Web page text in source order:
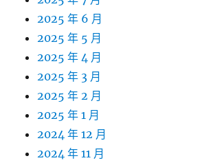
2025 年 6 月
2025 年 5 月
2025 年 4 月
2025 年 3 月
2025 年 2 月
2025 年 1 月
2024 年 12 月
2024 年 11 月